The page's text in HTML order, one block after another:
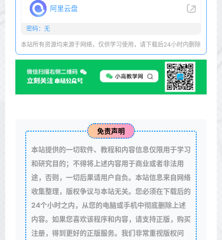
阿里云盘
密码：无
本站所有资源均来源于网络，仅供学习使用，请下载后24小时内删除
免责声明
本站提供的一切软件、教程和内容信息仅限用于学习
和研究目的；不得将上述内容用于商业或者非法用
途，否则，一切后果请用户自负。本站信息来自网络
收集整理，版权争议与本站无关。您必须在下载后的
24个小时之内，从您的电脑或手机中彻底删除上述
内容。如果您喜欢该程序和内容，请支持正版，购买
注册，得到更好的正版服务。我们非常重视版权问